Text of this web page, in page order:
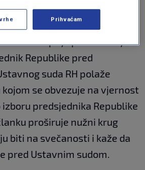
kaže da "prije preuzimanja
Republike pred
suda RH polaže
se obvezuje na vjernost
izboru predsjednika Republike
proširuje nužni krug
biti na svečanosti i kaže da
pred Ustavnim sudom.
Prihvaćam